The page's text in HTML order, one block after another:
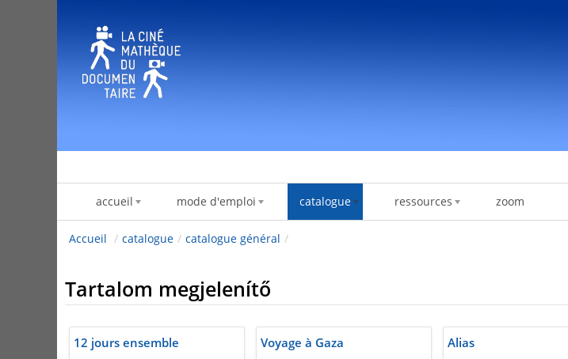
accueil mode d'emploi catalogue ressources zoom
Accueil / catalogue / catalogue général /
Tartalom megjelenítő
12 jours ensemble Voyage à Gaza Alias